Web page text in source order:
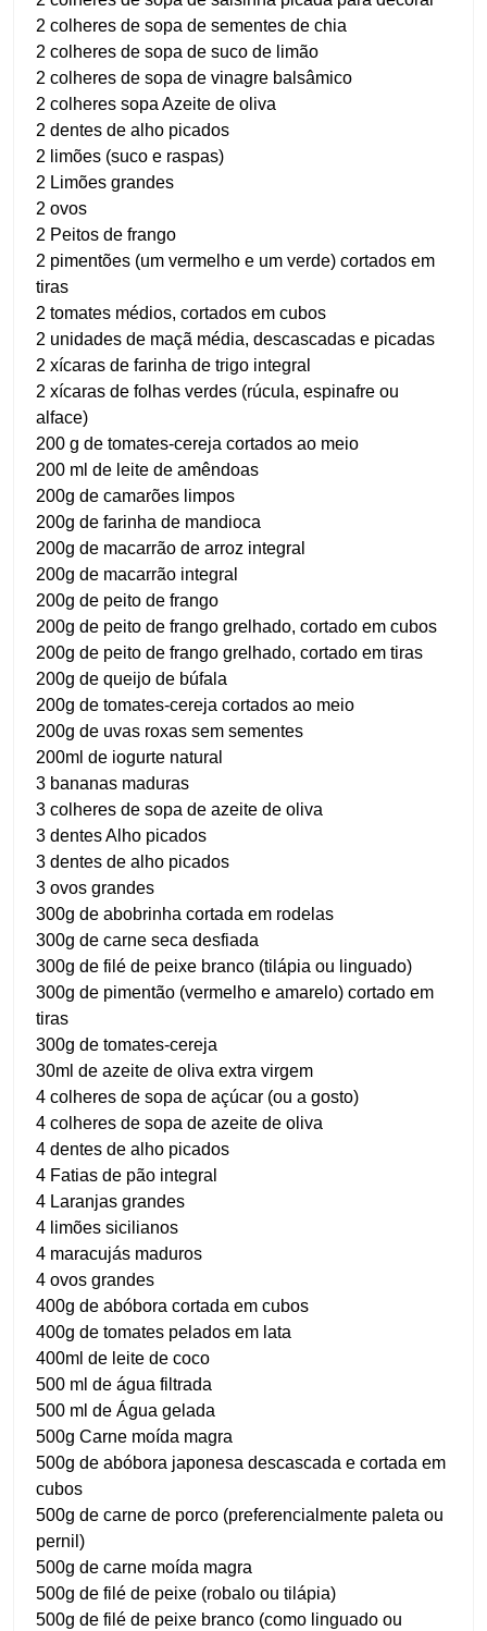
2 colheres de sopa de sementes de chia
2 colheres de sopa de suco de limão
2 colheres de sopa de vinagre balsâmico
2 colheres sopa Azeite de oliva
2 dentes de alho picados
2 limões (suco e raspas)
2 Limões grandes
2 ovos
2 Peitos de frango
2 pimentões (um vermelho e um verde) cortados em
tiras
2 tomates médios, cortados em cubos
2 unidades de maçã média, descascadas e picadas
2 xícaras de farinha de trigo integral
2 xícaras de folhas verdes (rúcula, espinafre ou
alface)
200 g de tomates-cereja cortados ao meio
200 ml de leite de amêndoas
200g de camarões limpos
200g de farinha de mandioca
200g de macarrão de arroz integral
200g de macarrão integral
200g de peito de frango
200g de peito de frango grelhado, cortado em cubos
200g de peito de frango grelhado, cortado em tiras
200g de queijo de búfala
200g de tomates-cereja cortados ao meio
200g de uvas roxas sem sementes
200ml de iogurte natural
3 bananas maduras
3 colheres de sopa de azeite de oliva
3 dentes Alho picados
3 dentes de alho picados
3 ovos grandes
300g de abobrinha cortada em rodelas
300g de carne seca desfiada
300g de filé de peixe branco (tilápia ou linguado)
300g de pimentão (vermelho e amarelo) cortado em
tiras
300g de tomates-cereja
30ml de azeite de oliva extra virgem
4 colheres de sopa de açúcar (ou a gosto)
4 colheres de sopa de azeite de oliva
4 dentes de alho picados
4 Fatias de pão integral
4 Laranjas grandes
4 limões sicilianos
4 maracujás maduros
4 ovos grandes
400g de abóbora cortada em cubos
400g de tomates pelados em lata
400ml de leite de coco
500 ml de água filtrada
500 ml de Água gelada
500g Carne moída magra
500g de abóbora japonesa descascada e cortada em
cubos
500g de carne de porco (preferencialmente paleta ou
pernil)
500g de carne moída magra
500g de filé de peixe (robalo ou tilápia)
500g de filé de peixe branco (como linguado ou